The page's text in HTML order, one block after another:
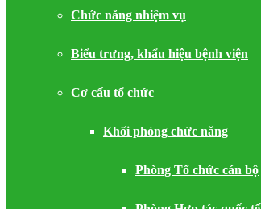
Chức năng nhiệm vụ
Biểu trưng, khẩu hiệu bệnh viện
Cơ cấu tổ chức
Khối phòng chức năng
Phòng Tổ chức cán bộ